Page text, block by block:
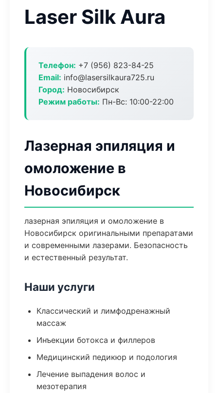
Laser Silk Aura
Телефон: +7 (956) 823-84-25
Email: info@lasersilkaura725.ru
Город: Новосибирск
Режим работы: Пн-Вс: 10:00-22:00
Лазерная эпиляция и
омоложение в
Новосибирск
лазерная эпиляция и омоложение в
Новосибирск оригинальными препаратами
и современными лазерами. Безопасность
и естественный результат.
Наши услуги
Классический и лимфодренажный
массаж
Инъекции ботокса и филлеров
Медицинский педикюр и подология
Лечение выпадения волос и
мезотерапия